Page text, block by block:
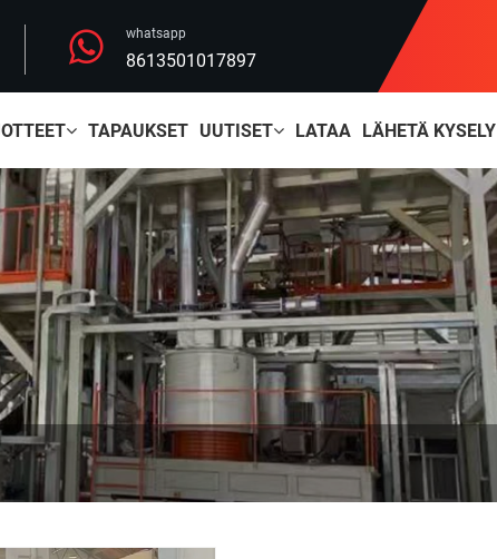
whatsapp
8613501017897
TAPAUKSET UUTISET LATAA LÄHETÄ KYSELY